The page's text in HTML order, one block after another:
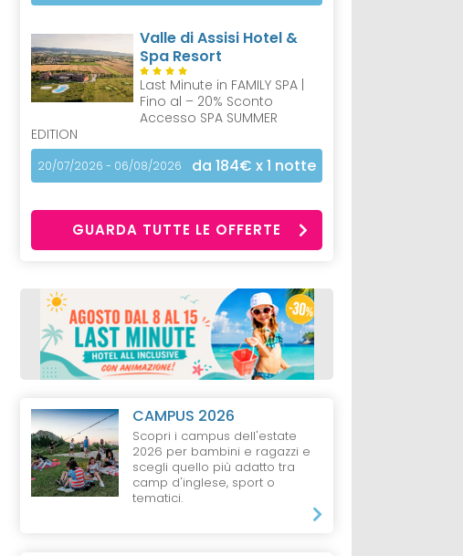
Valle di Assisi Hotel &
Spa Resort
Last Minute in FAMILY SPA |
Fino al – 20% Sconto
Accesso SPA SUMMER
EDITION
20/07/2026 - 06/08/2026 da 184€ x 1 notte
GUARDA TUTTE LE OFFERTE
CAMPUS 2026
Scopri i campus dell'estate
2026 per bambini e ragazzi e
scegli quello più adatto tra
camp d'inglese, sport o
tematici.